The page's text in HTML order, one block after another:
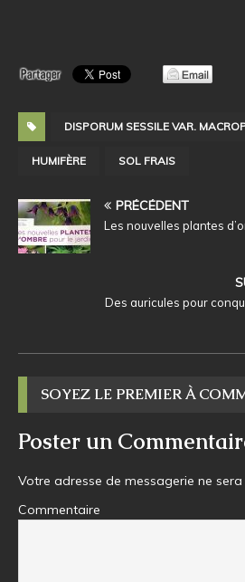
DISPORUM SESSILE VAR.
HUMIFÈRE SOL FRAIS
PRÉCÉDENT
Les nouvelles plantes
Des auricules pour
SOYEZ LE PREMIER À
Poster un
Votre adresse de messagerie ne sera
Commentaire